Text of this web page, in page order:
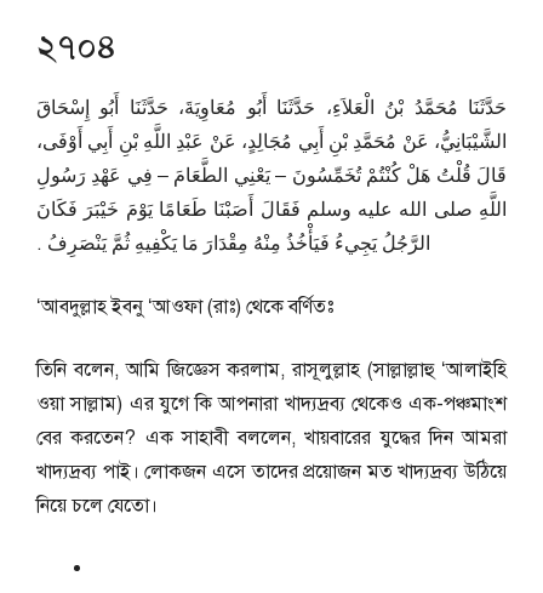
২৭০৪
حَدَّثَنَا مُحَمَّدُ بْنُ الْعَلاَءِ، حَدَّثَنَا أَبُو مُعَاوِيَةَ، حَدَّثَنَا أَبُو إِسْحَاقَ
الشَّيْبَانِيُّ، عَنْ مُحَمَّدِ بْنِ أَبِي مُجَالِدٍ، عَنْ عَبْدِ اللَّهِ بْنِ أَبِي أَوْفَى،
قَالَ قُلْتُ هَلْ كُنْتُمْ تُخَمِّسُونَ – يَعْنِي الطَّعَامَ – فِي عَهْدِ رَسُولِ
اللَّهِ صلى الله عليه وسلم فَقَالَ أَصَبْنَا طَعَامًا يَوْمَ خَيْبَرَ فَكَانَ
الرَّجُلُ يَجِيءُ فَيَأْخُذُ مِنْهُ مِقْدَارَ مَا يَكْفِيهِ ثُمَّ يَنْصَرِفُ ‏.‏
‘আবদুল্লাহ ইবনু ‘আওফা (রাঃ) থেকে বর্ণিতঃ
তিনি বলেন, আমি জিজ্ঞেস করলাম, রাসূলুল্লাহ (সাল্লাল্লাহু ‘আলাইহি
ওয়া সাল্লাম) এর যুগে কি আপনারা খাদ্যদ্রব্য থেকেও এক-পঞ্চমাংশ
বের করতেন? এক সাহাবী বললেন, খায়বারের যুদ্ধের দিন আমরা
খাদ্যদ্রব্য পাই। লোকজন এসে তাদের প্রয়োজন মত খাদ্যদ্রব্য উঠিয়ে
নিয়ে চলে যেতো।